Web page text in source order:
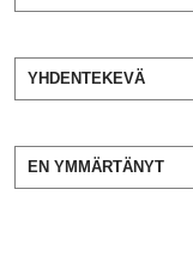
YHDENTEKEVÄ
EN YMMÄRTÄNYT